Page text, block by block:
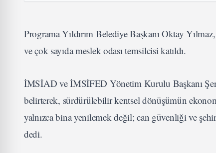
Programa Yıldırım Belediye Başkanı Oktay
ve çok sayıda meslek odası temsilcisi katıldı.
İMSİAD ve İMSİFED Yönetim Kurulu Başkanı
belirterek, sürdürülebilir kentsel dönüşümün
yalnızca bina yenilemek değil; can güvenliği ve
dedi.